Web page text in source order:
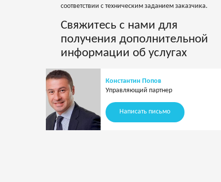
соответствии с техническим заданием заказчика.
Свяжитесь с нами для
получения дополнительной
информации об услугах
Константин Попов
Управляющий партнер
Написать письмо